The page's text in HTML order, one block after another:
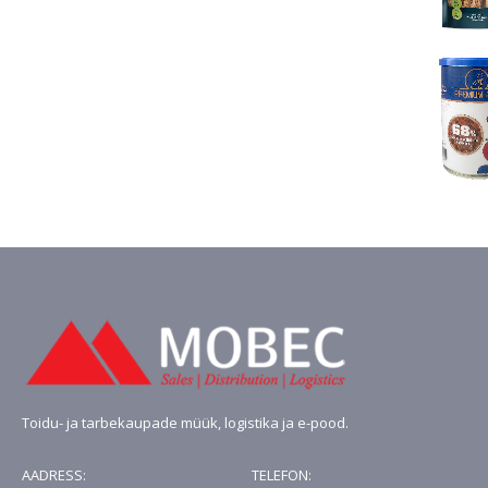
Toidu- ja tarbekaupade müük, logistika ja e-pood.
AADRESS:
TELEFON: